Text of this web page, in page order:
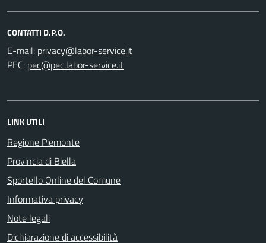
CONTATTI D.P.O.
E-mail:
PEC:
LINK UTILI
Regione Piemonte
Provincia di Biella
Sportello Online del Comune
Informativa privacy
Note legali
Dichiarazione di accessibilità